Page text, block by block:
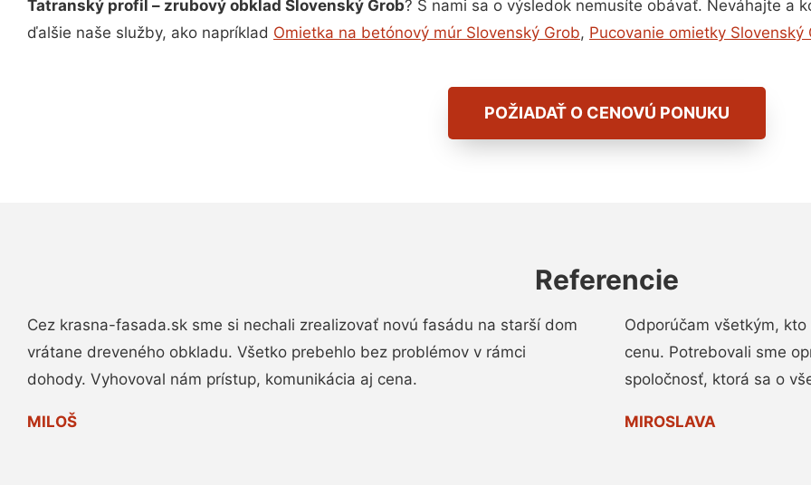
Tatranský profil – zrubový obklad Slovenský Grob? S nami sa o výsledok nemusíte obávať. Neváhajte a
ďalšie naše služby, ako napríklad Omietka na betónový múr Slovenský Grob, Pucovanie omietky Slovenský
POŽIADAŤ O CENOVÚ PONUKU
Referencie
Cez krasna-fasada.sk sme si nechali zrealizovať novú fasádu na starší dom
vrátane dreveného obkladu. Všetko prebehlo bez problémov v rámci
dohody. Vyhovoval nám prístup, komunikácia aj cena.
MILOŠ
Odporúčam všetkým,
cenu. Potrebovali sme
spoločnosť, ktorá sa o
MIROSLAVA